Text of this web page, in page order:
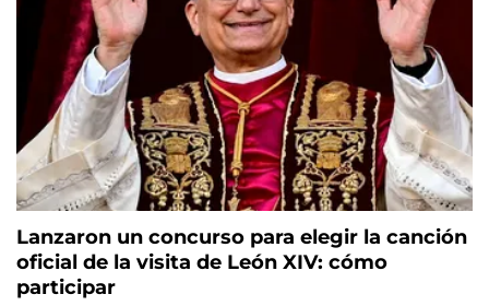
Lanzaron un concurso para elegir la canción
oficial de la visita de León XIV: cómo
participar